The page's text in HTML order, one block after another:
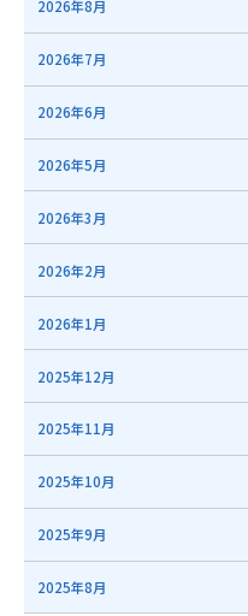
2026年8月
2026年7月
2026年6月
2026年5月
2026年3月
2026年2月
2026年1月
2025年12月
2025年11月
2025年10月
2025年9月
2025年8月